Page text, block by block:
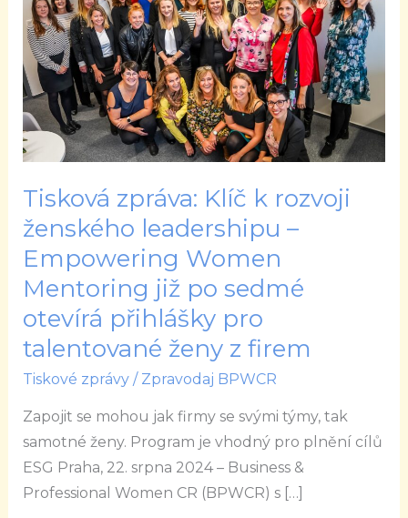
Tisková zpráva: Klíč k rozvoji
ženského leadershipu –
Empowering Women
Mentoring již po sedmé
otevírá přihlášky pro
talentované ženy z firem
Tiskové zprávy/ Zpravodaj BPWCR
Zapojit se mohou jak firmy se svými týmy, tak
samotné ženy. Program je vhodný pro plnění cílů
ESG Praha, 22. srpna 2024 – Business &
Professional Women CR (BPWCR) s […]
rozvoji
ženského
leadershipu
–
Empowering
Women
Mentoring
již
sedmé
otevírá
přihlášky
pro
talentované
z
firem